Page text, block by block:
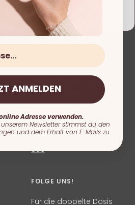
LOFFEE® -
Lupinenkaffee direkt vom
Röster kaufen. All you
need is Loffee.
Was ist das überhaupt?
006
FOLGE UNS!
Für die doppelte Dosis
ANMELDEN
Adresse verwenden.
Newsletter stimmst du den
und dem Erhalt von E-Mails zu.